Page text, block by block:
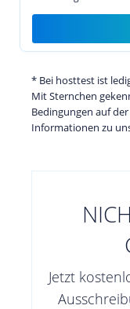
* Bei hosttest ist
Mit Sternchen
Bedingungen auf
Informationen zu
Jetzt